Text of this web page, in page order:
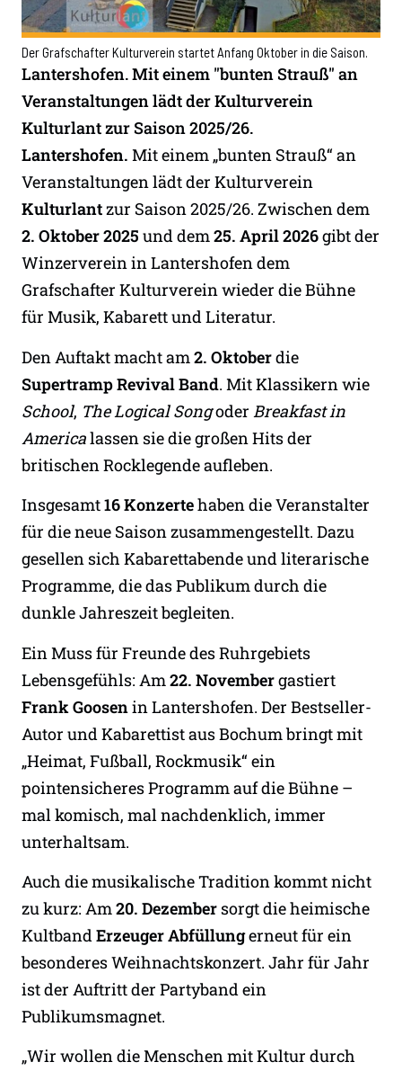
Der Grafschafter Kulturverein startet Anfang Oktober in die Saison.
Lantershofen. Mit einem "bunten Strauß" an
Veranstaltungen lädt der Kulturverein
Kulturlant zur Saison 2025/26.
Lantershofen. Mit einem „bunten Strauß“ an
Veranstaltungen lädt der Kulturverein
Kulturlantzur Saison 2025/26. Zwischen dem
2. Oktober 2025 und dem25. April 2026gibt der
Winzerverein in Lantershofen dem
Grafschafter Kulturverein wieder die Bühne
für Musik, Kabarett und Literatur.
Den Auftakt macht am2. Oktoberdie
Supertramp Revival Band. Mit Klassikern wie
School, The Logical Songoder Breakfast in
Americalassen sie die großen Hits der
britischen Rocklegende aufleben.
Insgesamt16 Konzertehaben die Veranstalter
für die neue Saison zusammengestellt. Dazu
gesellen sich Kabarettabende und literarische
Programme, die das Publikum durch die
dunkle Jahreszeit begleiten.
Ein Muss für Freunde des Ruhrgebiets
Lebensgefühls: Am22. Novembergastiert
Frank Goosenin Lantershofen. Der Bestseller-
Autor und Kabarettist aus Bochum bringt mit
„Heimat, Fußball, Rockmusik“ ein
pointensicheres Programm auf die Bühne –
mal komisch, mal nachdenklich, immer
unterhaltsam.
Auch die musikalische Tradition kommt nicht
zu kurz: Am20. Dezember sorgt die heimische
KultbandErzeuger Abfüllungerneut für ein
besonderes Weihnachtskonzert. Jahr für Jahr
ist der Auftritt der Partyband ein
Publikumsmagnet.
„Wir wollen die Menschen mit Kultur durch